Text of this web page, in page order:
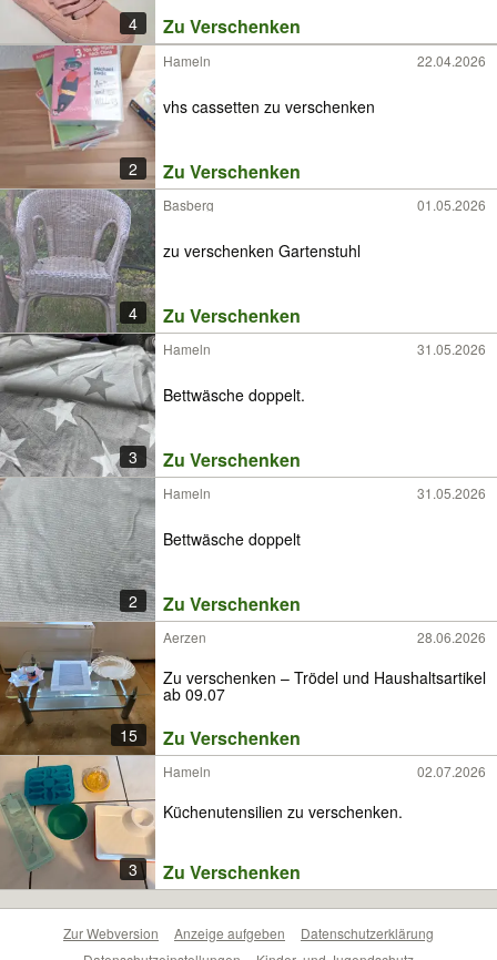
4 Zu Verschenken
2
Hameln 22.04.2026
vhs cassetten zu verschenken
Zu Verschenken
4
Basberg 01.05.2026
zu verschenken Gartenstuhl
Zu Verschenken
3
Hameln 31.05.2026
Bettwäsche doppelt.
Zu Verschenken
2
Hameln 31.05.2026
Bettwäsche doppelt
Zu Verschenken
15
Aerzen 28.06.2026
Zu verschenken – Trödel und Haushaltsartikel
ab 09.07
Zu Verschenken
3
Hameln 02.07.2026
Küchenutensilien zu verschenken.
Zu Verschenken
Zur Webversion Anzeige aufgeben
Datenschutzerklärung